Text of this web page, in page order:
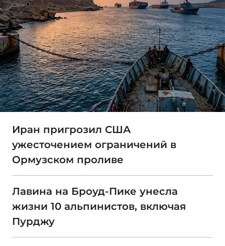
Иран пригрозил США
ужесточением ограничений в
Ормузском проливе
Лавина на Броуд-Пике унесла
жизни 10 альпинистов, включая
Пурджу